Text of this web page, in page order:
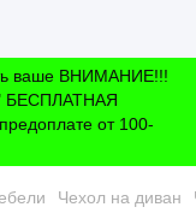
ваше ВНИМАНИЕ!!!
БЕСПЛАТНАЯ
от 100-
Чехол на диван